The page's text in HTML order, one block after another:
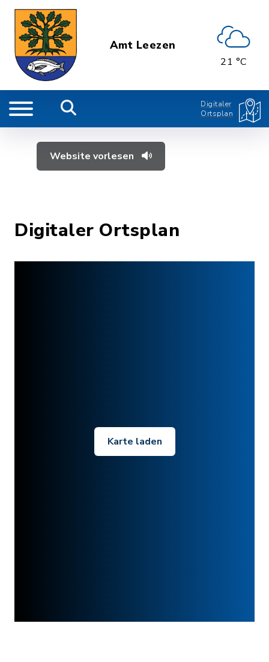
Amt Leezen
21 °C
Digitaler
Ortsplan
Website vorlesen
Digitaler Ortsplan
Karte laden